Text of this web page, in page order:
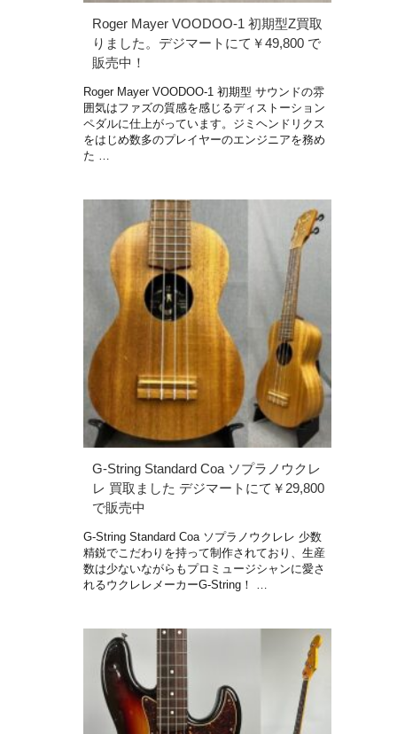
Roger Mayer VOODOO-1 初期型Z買取
りました。デジマートにて￥49,800 で
販売中！
Roger Mayer VOODOO-1 初期型 サウンドの雰
囲気はファズの質感を感じるディストーション
ペダルに仕上がっています。ジミヘンドリクス
をはじめ数多のプレイヤーのエンジニアを務め
た …
G-String Standard Coa ソプラノウクレ
レ 買取ました デジマートにて￥29,800
で販売中
G-String Standard Coa ソプラノウクレレ 少数
精鋭でこだわりを持って制作されており、生産
数は少ないながらもプロミュージシャンに愛さ
れるウクレレメーカーG-String！ …